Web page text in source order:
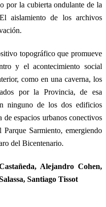
por la cubierta ondulante de la
aislamiento de los archivos
topográfico que promueve
y el acontecimiento social
como en una caverna, los
por la Provincia, de esa
ninguno de los dos edificios
espacios urbanos conectivos
Sarmiento, emergiendo
del Bicentenario.
Alejandro Cohen,
Santiago Tissot